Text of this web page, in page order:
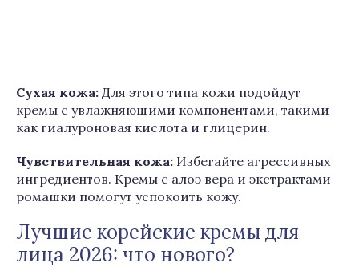
Сухая кожа: Для этого типа кожи подойдут
кремы с увлажняющими компонентами, такими
как гиалуроновая кислота и глицерин.
Чувствительная кожа: Избегайте агрессивных
ингредиентов. Кремы с алоэ вера и экстрактами
ромашки помогут успокоить кожу.
Лучшие корейские кремы для
лица 2026: что нового?